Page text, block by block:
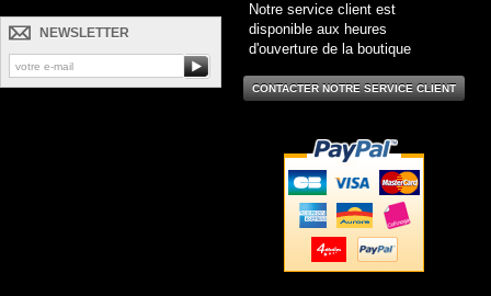
NEWSLETTER
Notre service client est
disponible aux heures
d'ouverture de la boutique
CONTACTER NOTRE SERVICE CLIENT